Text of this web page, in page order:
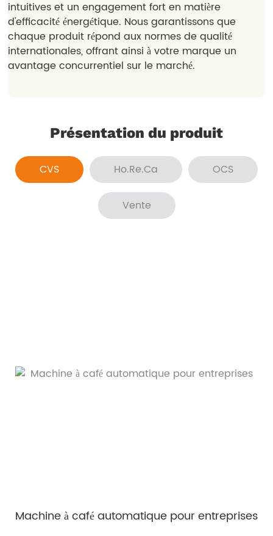
Présentation du produit
CVS Ho.Re.Ca OCS
Vente
Machine à café automatique pour entreprises